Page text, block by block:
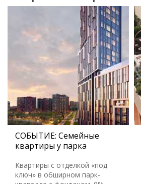
СОБЫТИЕ: Семейные
квартиры у парка
Квартиры с отделкой «под
ключ» в обширном парк-